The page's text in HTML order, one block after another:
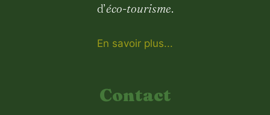
d’éco-tourisme.
En savoir plus...
Contact